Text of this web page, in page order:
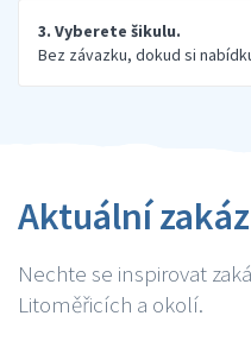
3. Vyberete šikulu.
Bez závazku, dokud si
Aktuální
Nechte se inspirovat
Litoměřicích a okolí.